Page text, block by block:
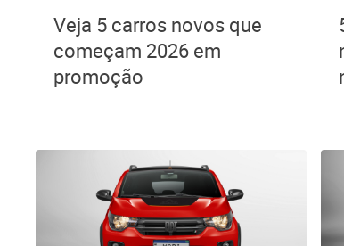
Veja 5 carros novos que
começam 2026 em
promoção